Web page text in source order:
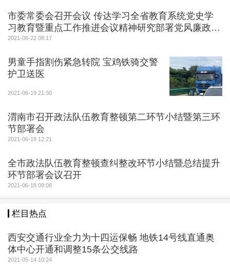
市委常委会召开会议 传达学习全省教育系统党史学
习教育暨重点工作推进会议精神研究部署党风廉政建
设和目标
2021-06-22 08:17
男童手指割伤紧急转院 宝鸡铁骑交警
护卫送医
2021-06-19 21:30
渭南市召开政法队伍教育整顿第二环节小结暨第三环
节部署会
2021-06-19 12:21
全市政法队伍教育整顿查纠整改环节小结暨总结提升
环节部署会议召开
2021-06-18 09:08
栏目热点
西安交通行业全力为十四运保畅 地铁14号线直通奥
体中心开通和调整15条公交线路
2021-05-14 10:24